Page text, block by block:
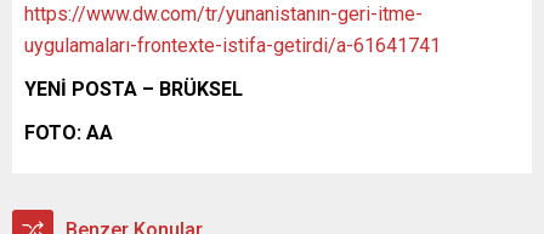
https://www.dw.com/tr/yunanistanın-geri-itme-
uygulamaları-frontexte-istifa-getirdi/a-61641741
YENİ POSTA – BRÜKSEL
FOTO: AA
Benzer Konular